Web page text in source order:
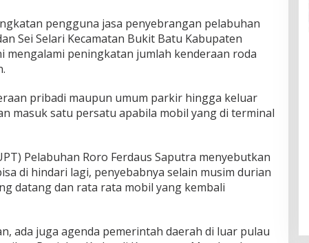
pengguna jasa penyebrangan pelabuhan
Sei Selari Kecamatan Bukit Batu Kabupaten
mengalami peningkatan jumlah kenderaan roda
pribadi maupun umum parkir hingga keluar
masuk satu persatu apabila mobil yang di terminal
Pelabuhan Roro Ferdaus Saputra menyebutkan
di hindari lagi, penyebabnya selain musim durian
datang dan rata rata mobil yang kembali
ada juga agenda pemerintah daerah di luar pulau